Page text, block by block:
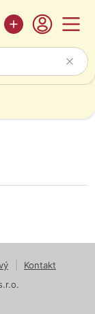
Kontakt